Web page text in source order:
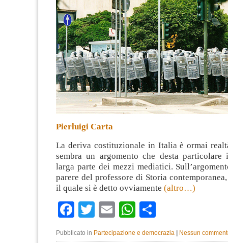
Pierluigi Carta
La deriva costituzionale in Italia è ormai
sembra un argomento che desta particolare
larga parte dei mezzi mediatici.
parere del professore di Storia
il quale si è detto ovviamente (altro…)
Facebook
Twitter
EmailWhatsApp
Pubblicato in Partecipazione e democrazia | Nessun